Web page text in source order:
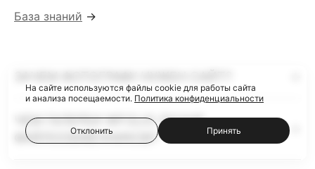
База знаний →
ЧЕМ ГАЛЕРЕИ WFOLIO ЛУЧШЕ
ФАЙЛООБМЕННИКОВ?
На сайте используются файлы cookie для работы сайта
и анализа посещаемости. Политика конфиденциальности
Отклонить Принять